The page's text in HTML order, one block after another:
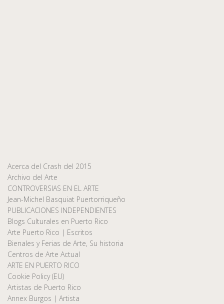
Acerca del Crash del 2015
Archivo del Arte
CONTROVERSIAS EN EL ARTE
Jean-Michel Basquiat Puertorriqueño
PUBLICACIONES INDEPENDIENTES
Blogs Culturales en Puerto Rico
Arte Puerto Rico | Escritos
Bienales y Ferias de Arte, Su historia
Centros de Arte Actual
ARTE EN PUERTO RICO
Cookie Policy (EU)
Artistas de Puerto Rico
Annex Burgos | Artista